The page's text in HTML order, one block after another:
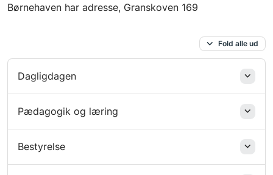
Børnehaven har adresse, Granskoven 169
Fold alle ud
Dagligdagen
Pædagogik og læring
Bestyrelse